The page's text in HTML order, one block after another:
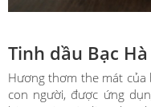
Tinh dầu Bạc
Hương thơm the mát
con người, được ứng